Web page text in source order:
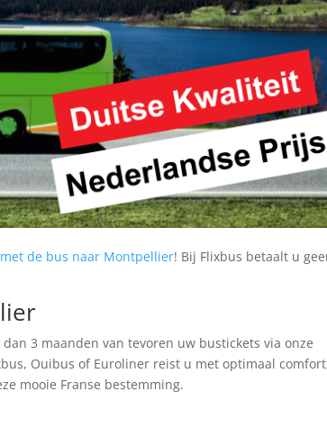
met de bus naar Montpellier! Bij Flixbus betaalt u
3 maanden van tevoren uw bustickets via onze
Ouibus of Euroliner reist u met optimaal
mooie Franse bestemming.